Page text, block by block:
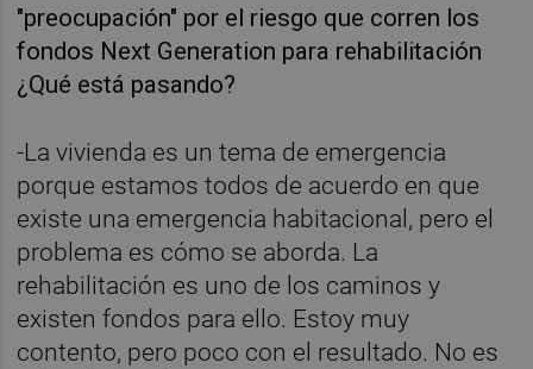
"preocupación" por el riesgo que corren los
fondos Next Generation para rehabilitación
¿Qué está pasando?
-La vivienda es un tema de emergencia
porque estamos todos de acuerdo en que
existe una emergencia habitacional, pero el
problema es cómo se aborda. La
rehabilitación es uno de los caminos y
existen fondos para ello. Estoy muy
contento, pero poco con el resultado. No es